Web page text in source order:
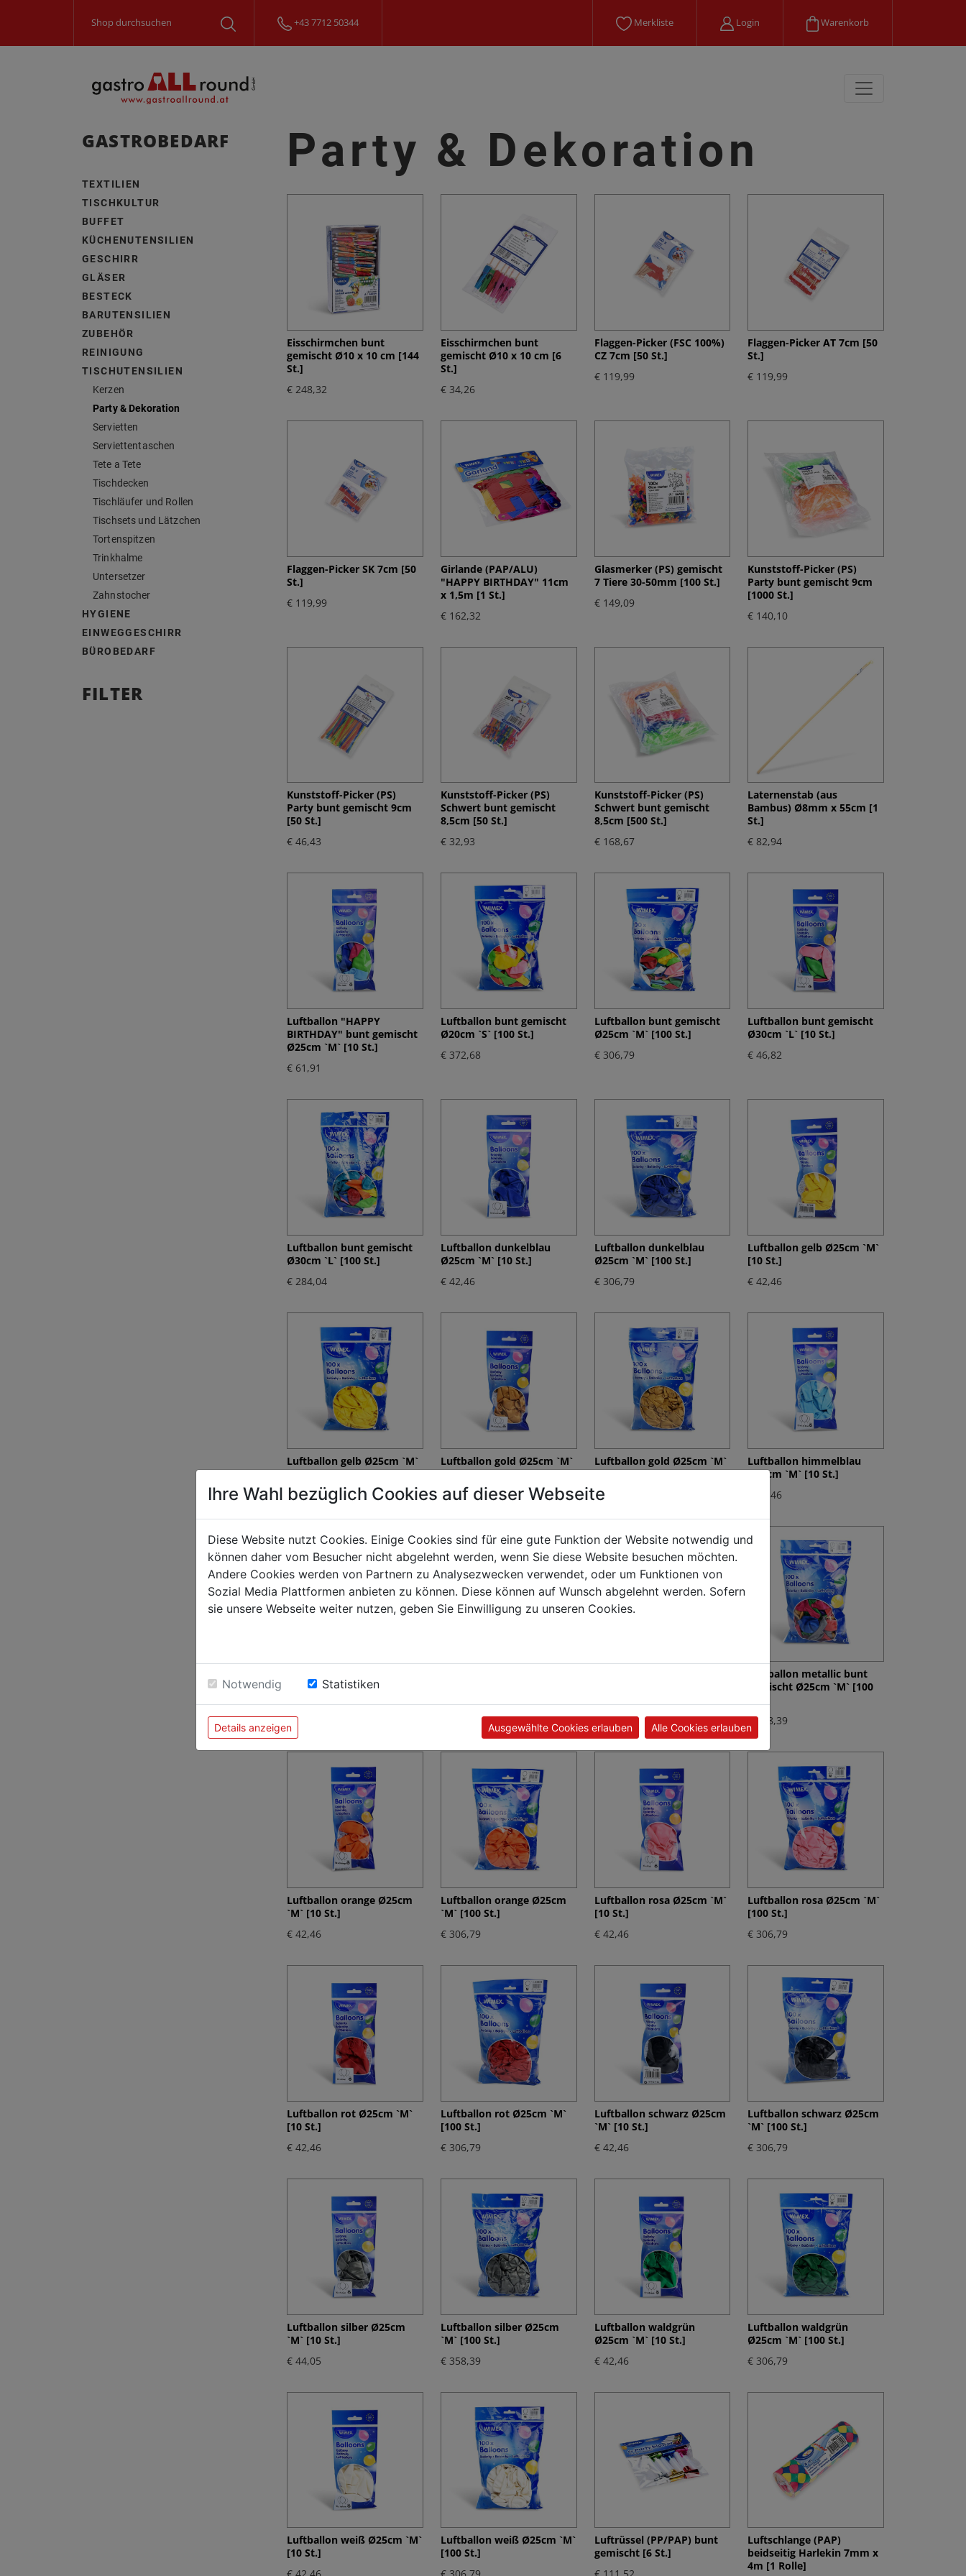
+43 7712 50344 Merkliste Login Warenkorb
GASTROBEDARF
TEXTILIEN
TISCHKULTUR
BUFFET
KÜCHENUTENSILIEN
GESCHIRR
GLÄSER
BESTECK
BARUTENSILIEN
ZUBEHÖR
REINIGUNG
TISCHUTENSILIEN
Kerzen
Party & Dekoration
Servietten
Serviettentaschen
Tete a Tete
Tischdecken
Tischläufer und Rollen
Tischsets und Lätzchen
Tortenspitzen
Trinkhalme
Untersetzer
Zahnstocher
HYGIENE
EINWEGGESCHIRR
BÜROBEDARF
FILTER
Party & Dekoration
Eisschirmchen bunt
gemischt Ø10 x 10 cm [144
St.]
€ 248,32
Eisschirmchen bunt
gemischt Ø10 x 10 cm [6
St.]
€ 34,26
Flaggen-Picker (FSC 100%)
CZ 7cm [50 St.]
€ 119,99
Flaggen-Picker AT 7cm [50
St.]
€ 119,99
Flaggen-Picker SK 7cm [50
St.]
€ 119,99
Girlande (PAP/ALU)
"HAPPY BIRTHDAY" 11cm
x 1,5m [1 St.]
€ 162,32
Glasmerker (PS) gemischt
7 Tiere 30-50mm [100 St.]
€ 149,09
Kunststoff-Picker (PS)
Party bunt gemischt 9cm
[1000 St.]
€ 140,10
Kunststoff-Picker (PS)
Party bunt gemischt 9cm
[50 St.]
€ 46,43
Kunststoff-Picker (PS)
Schwert bunt gemischt
8,5cm [50 St.]
€ 32,93
Kunststoff-Picker (PS)
Schwert bunt gemischt
8,5cm [500 St.]
€ 168,67
Laternenstab (aus
Bambus) Ø8mm x 55cm [1
St.]
€ 82,94
Luftballon "HAPPY
BIRTHDAY" bunt gemischt
Ø25cm `M` [10 St.]
€ 61,91
Luftballon bunt gemischt
Ø20cm `S` [100 St.]
€ 372,68
Luftballon bunt gemischt
Ø25cm `M` [100 St.]
€ 306,79
Luftballon bunt gemischt
Ø30cm `L` [10 St.]
€ 46,82
Luftballon bunt gemischt
Ø30cm `L` [100 St.]
€ 284,04
Luftballon dunkelblau
Ø25cm `M` [10 St.]
€ 42,46
Luftballon dunkelblau
Ø25cm `M` [100 St.]
€ 306,79
Luftballon gelb Ø25cm `M`
[10 St.]
€ 42,46
Luftballon gelb Ø25cm `M`
[100 St.]
€ 306,79
Luftballon gold Ø25cm `M`
[10 St.]
€ 44,05
Luftballon gold Ø25cm `M`
[100 St.]
€ 358,39
Luftballon himmelblau
Ø25cm `M` [10 St.]
€ 42,46
Ø25cm `M` [100 St.]
€ 306,79
€ 44,05
Luftballon metallic bunt
gemischt Ø25cm `M` [100
€ 358,39
Luftballon orange Ø25cm
`M` [10 St.]
€ 42,46
Luftballon orange Ø25cm
`M` [100 St.]
€ 306,79
Luftballon rosa Ø25cm `M`
[10 St.]
€ 42,46
Luftballon rosa Ø25cm `M`
[100 St.]
€ 306,79
Luftballon rot Ø25cm `M`
[10 St.]
€ 42,46
Luftballon rot Ø25cm `M`
[100 St.]
€ 306,79
Luftballon schwarz Ø25cm
`M` [10 St.]
€ 42,46
Luftballon schwarz Ø25cm
`M` [100 St.]
€ 306,79
Luftballon silber Ø25cm
`M` [10 St.]
€ 44,05
Luftballon silber Ø25cm
`M` [100 St.]
€ 358,39
Luftballon waldgrün
Ø25cm `M` [10 St.]
€ 42,46
Luftballon waldgrün
Ø25cm `M` [100 St.]
€ 306,79
Luftballon weiß Ø25cm `M`
[10 St.]
Luftballon weiß Ø25cm `M`
[100 St.]
Luftrüssel (PP/PAP) bunt
gemischt [6 St.]
Luftschlange (PAP)
beidseitig Harlekin 7mm x
4m [1 Rolle]
Ihre Wahl bezüglich Cookies auf dieser Webseite
Diese Website nutzt Cookies. Einige Cookies sind für eine gute Funktion der Website notwendig und
können daher vom Besucher nicht abgelehnt werden, wenn Sie diese Website besuchen möchten.
Andere Cookies werden von Partnern zu Analysezwecken verwendet, oder um Funktionen von
Sozial Media Plattformen anbieten zu können. Diese können auf Wunsch abgelehnt werden. Sofern
sie unsere Webseite weiter nutzen, geben Sie Einwilligung zu unseren Cookies.
Notwendig Statistiken
Details anzeigen Ausgewählte Cookies erlauben Alle Cookies erlauben